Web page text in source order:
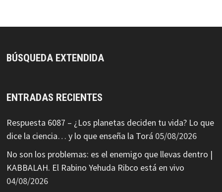
BÚSQUEDA EXTENDIDA
ENTRADAS RECIENTES
Respuesta 6087 – ¿Los planetas deciden tu vida? Lo que
dice la ciencia… y lo que enseña la Torá 05/08/2026
No son los problemas: es el enemigo que llevas dentro |
KABBALAH. El Rabino Yehuda Ribco está en vivo
04/08/2026